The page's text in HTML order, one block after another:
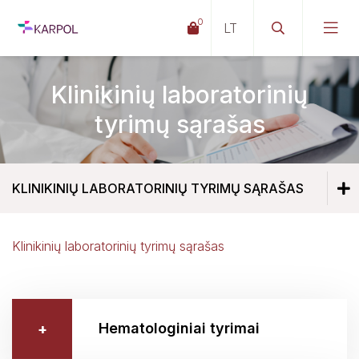
Tapkite mūsų pacientu
Paciento atmintinė
Pacientų teisės ir pareigos
Dalyvaukite apklausoje
0
Klinikinių laboratorinių
tyrimų sąrašas
KLINIKINIŲ LABORATORINIŲ TYRIMŲ SĄRAŠAS
Tapkite mūsų pacientu
Pacientų teisės ir pareigos
Klinikinių laboratorinių tyrimų sąrašas
Hematologiniai tyrimai